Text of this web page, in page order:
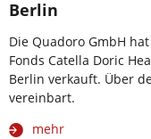
Berlin
Die Quadoro GmbH
Fonds Catella Doric
Berlin verkauft. Über
vereinbart.
mehr